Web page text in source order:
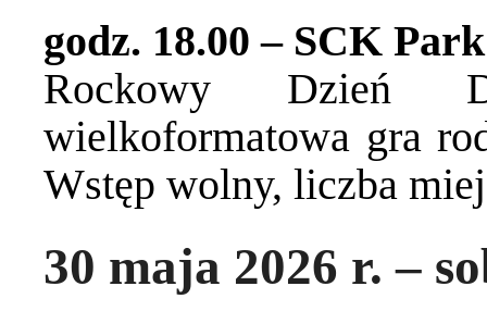
godz. 18.00 – SCK
Rockowy Dzień
wielkoformatowa gra
Wstęp wolny, liczba
30 maja 2026 r. –